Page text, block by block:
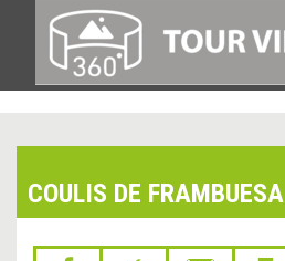
COULIS DE FRAMBUESA